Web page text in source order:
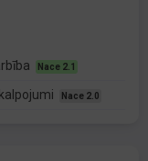
Nace 2.1
Nace 2.0